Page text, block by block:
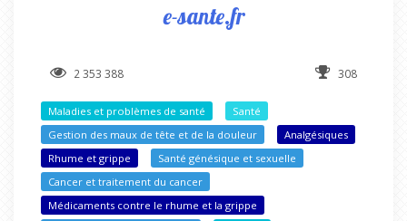
e-sante.fr
2 353 388 308
Maladies et problèmes de santé
Santé
Gestion des maux de tête et de la douleur
Analgésiques
Rhume et grippe
Santé génésique et sexuelle
Cancer et traitement du cancer
Médicaments contre le rhume et la grippe